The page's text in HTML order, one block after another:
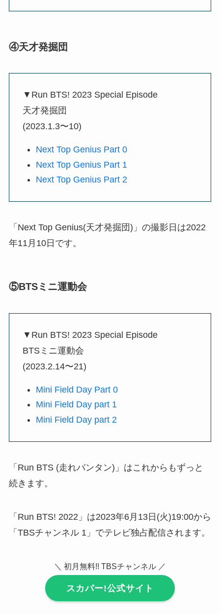
④天才発掘団
▼Run BTS! 2023 Special Episode
天才発掘団
(2023.1.3〜10)
Next Top Genius Part 0
Next Top Genius Part 1
Next Top Genius Part 2
「Next Top Genius(天才発掘団)」の撮影日は2022
年11月10日です。
⑤BTSミニ運動会
▼Run BTS! 2023 Special Episode
BTSミニ運動会
(2023.2.14〜21)
Mini Field Day Part 0
Mini Field Day part 1
Mini Field Day part 2
「Run BTS (走れバンタン)」はこれからもずっと
続きます。
「Run BTS! 2022」は2023年6月13日(火)19:00から
「TBSチャンネル 1」でテレビ独占配信されます。
＼ 初月無料!! TBSチャンネル ／
スカパー!公式サイト